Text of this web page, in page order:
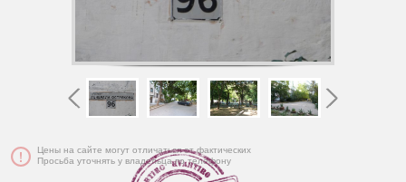
Цены на сайте могут отличаться от фактических
Просьба уточнять у владельца по телефону